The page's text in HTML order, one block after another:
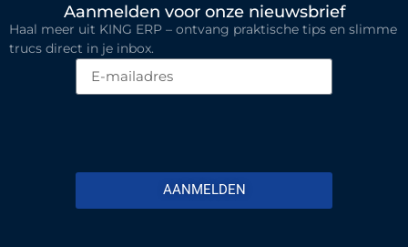
Aanmelden voor onze nieuwsbrief
Haal meer uit KING ERP – ontvang praktische tips en slimme
trucs direct in je inbox.
AANMELDEN